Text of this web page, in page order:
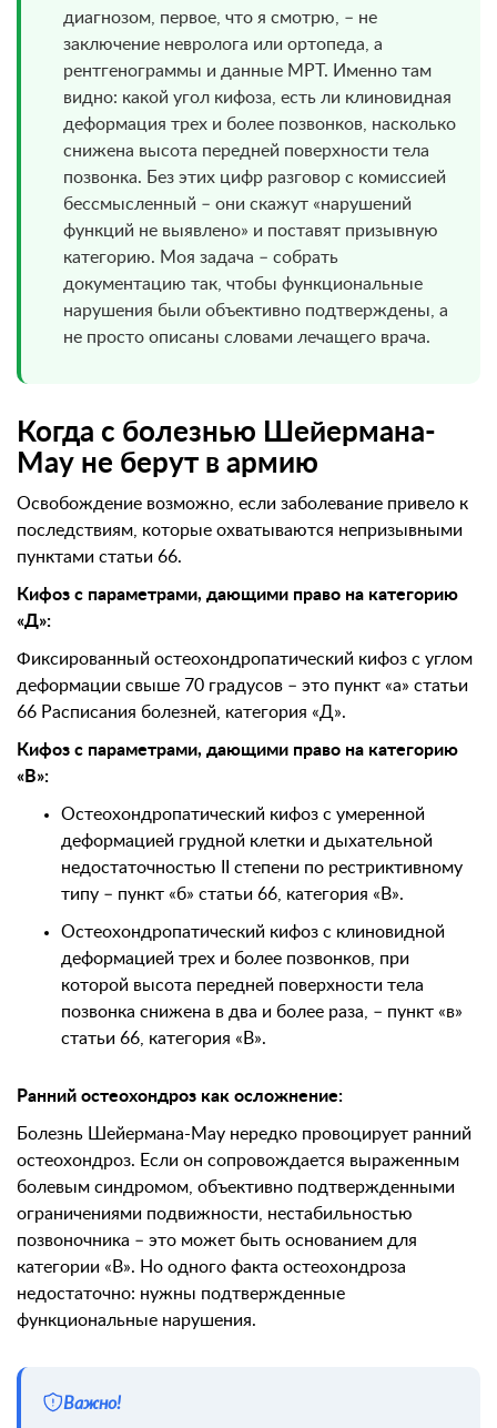
диагнозом, первое, что я смотрю, – не
заключение невролога или ортопеда, а
рентгенограммы и данные МРТ. Именно там
видно: какой угол кифоза, есть ли клиновидная
деформация трех и более позвонков, насколько
снижена высота передней поверхности тела
позвонка. Без этих цифр разговор с комиссией
бессмысленный – они скажут «нарушений
функций не выявлено» и поставят призывную
категорию. Моя задача – собрать
документацию так, чтобы функциональные
нарушения были объективно подтверждены, а
не просто описаны словами лечащего врача.
Когда с болезнью Шейермана-
Мау не берут в армию
Освобождение возможно, если заболевание привело к
последствиям, которые охватываются непризывными
пунктами статьи 66.
Кифоз с параметрами, дающими право на категорию
«Д»:
Фиксированный остеохондропатический кифоз с углом
деформации свыше 70 градусов – это пункт «а» статьи
66 Расписания болезней, категория «Д».
Кифоз с параметрами, дающими право на категорию
«В»:
Остеохондропатический кифоз с умеренной
деформацией грудной клетки и дыхательной
недостаточностью II степени по рестриктивному
типу – пункт «б» статьи 66, категория «В».
Остеохондропатический кифоз с клиновидной
деформацией трех и более позвонков, при
которой высота передней поверхности тела
позвонка снижена в два и более раза, – пункт «в»
статьи 66, категория «В».
Ранний остеохондроз как осложнение:
Болезнь Шейермана-Мау нередко провоцирует ранний
остеохондроз. Если он сопровождается выраженным
болевым синдромом, объективно подтвержденными
ограничениями подвижности, нестабильностью
позвоночника – это может быть основанием для
категории «В». Но одного факта остеохондроза
недостаточно: нужны подтвержденные
функциональные нарушения.
Важно!